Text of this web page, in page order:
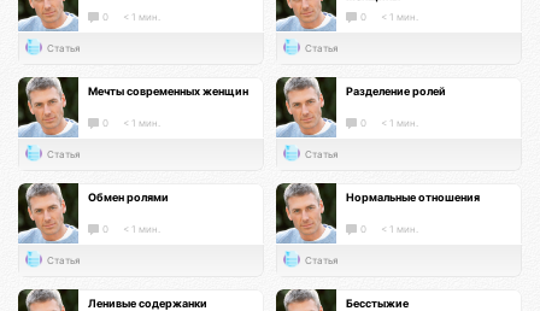
0 < 1 мин.
Статья
0 < 1 мин.
Статья
Мечты современных женщин
0 < 1 мин.
Статья
Разделение ролей
0 < 1 мин.
Статья
Обмен ролями
0 < 1 мин.
Статья
Нормальные отношения
0 < 1 мин.
Статья
Ленивые содержанки Бесстыжие